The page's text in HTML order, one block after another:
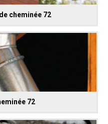
cheminée 72
72